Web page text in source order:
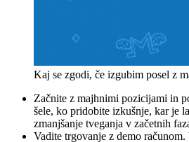
Kaj se zgodi, če izgubim posel z
Začnite z majhnimi pozicijami in
šele, ko pridobite izkušnje, kar je
zmanjšanje tveganja v začetnih
Vadite trgovanje z demo računom.